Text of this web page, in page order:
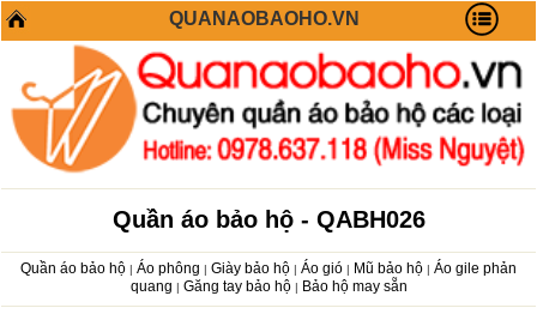
QUANAOBAOHO.VN
Quần áo bảo hộ - QABH026
Quần áo bảo hộ | Áo phông | Giày bảo hộ | Áo gió | Mũ bảo hộ | Áo gile phản
quang | Găng tay bảo hộ| Bảo hộ may sẵn